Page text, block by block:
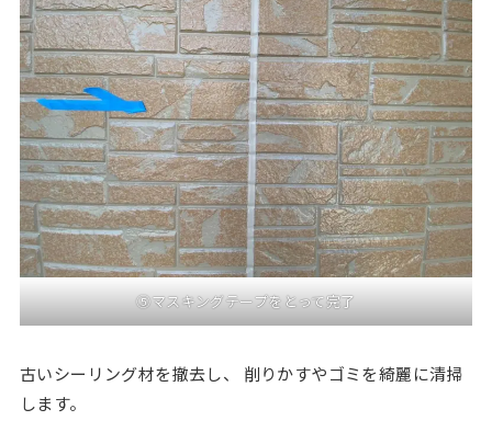
⑤マスキングテープをとって完了
古いシーリング材を撤去し、 削りかすやゴミを綺麗に清掃
します。